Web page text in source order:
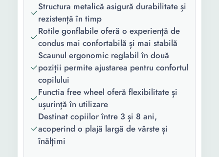
Material:
Metal
Tip roata:
Cauciuc
Functii:
Frana de mana
Numar locuri:
1
Culoare:
Negru
Structura metalică asigură durabilitate și
rezistență în timp
Rotile gonflabile oferă o experiență de
condus mai confortabilă și mai stabilă
Scaunul ergonomic reglabil în două
poziții permite ajustarea pentru confortul
copilului
Functia free wheel oferă flexibilitate și
ușurință în utilizare
Destinat copiilor între 3 și 8 ani,
acoperind o plajă largă de vârste și
înălțimi